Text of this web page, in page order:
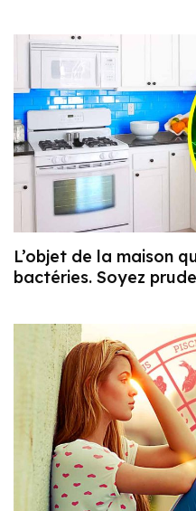
L’objet de la maison
bactéries. Soyez